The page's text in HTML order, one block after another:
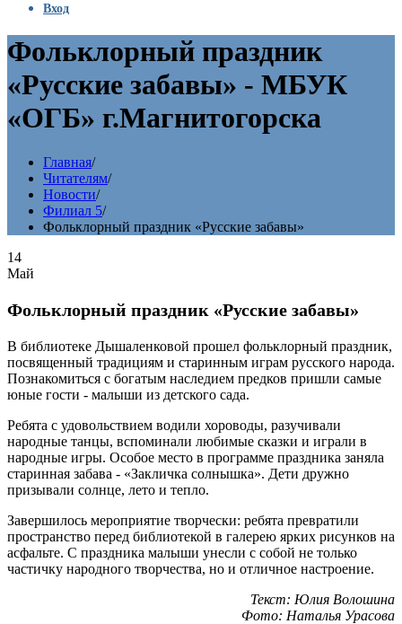
Вход
Фольклорный праздник
«Русские забавы» - МБУК
«ОГБ» г.Магнитогорска
Главная/
Читателям/
Новости/
Филиал 5/
Фольклорный праздник «Русские забавы»
14
Май
Фольклорный праздник «Русские забавы»
В библиотеке Дышаленковой прошел фольклорный праздник,
посвященный традициям и старинным играм русского народа.
Познакомиться с богатым наследием предков пришли самые
юные гости - малыши из детского сада.
Ребята с удовольствием водили хороводы, разучивали
народные танцы, вспоминали любимые сказки и играли в
народные игры. Особое место в программе праздника заняла
старинная забава - «Закличка солнышка». Дети дружно
призывали солнце, лето и тепло.
Завершилось мероприятие творчески: ребята превратили
пространство перед библиотекой в галерею ярких рисунков на
асфальте. С праздника малыши унесли с собой не только
частичку народного творчества, но и отличное настроение.
Текст: Юлия Волошина
Фото: Наталья Урасова